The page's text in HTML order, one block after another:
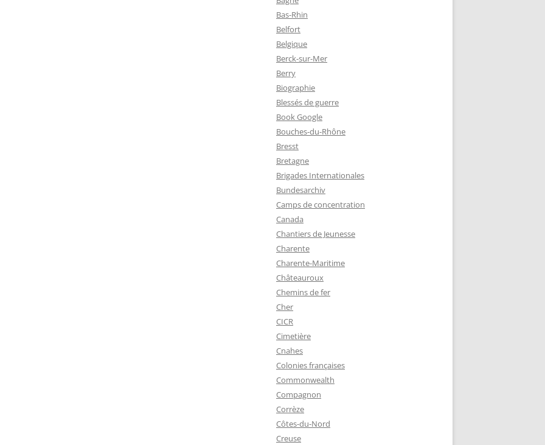
LES MOUTIERS-EN-RETZ – PLAQUE
DE SÉPULTURE DES FRÈRES
LES MOUTIERS-EN-RETZ :
L’ENSEIGNE DE VAISSEAU LEROUX
Bas-Rhin
Belfort
Belgique
Berck-sur-Mer
Berry
Biographie
Blessés de guerre
Book Google
Bouches-du-Rhône
Bresst
Bretagne
Brigades Internationales
Bundesarchiv
Camps de concentration
Canada
Chantiers de Jeunesse
Charente
Charente-Maritime
Châteauroux
Chemins de fer
Cher
CICR
Cimetière
Cnahes
Colonies françaises
Commonwealth
Compagnon
Corrèze
Côtes-du-Nord
Creuse